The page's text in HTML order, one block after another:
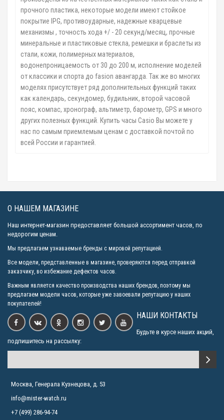
прочного пластика, некоторые модели имеют стойкое
покрытие IPG, противоударные, надежные кварцевые
механизмы , точность хода +/ - 20 секунд/месяц, прочные
минеральные и пластиковые стекла, ремешки и браслеты из
стали, кожи, полимерных материалов,
водонепроницаемость от 30 до 200 м, исполнение моделей
от классики и спорта до fasion авангарда. Так же во многих
моделях присутствует ряд дополнительных функций таких
как календарь, секундомер, будильник, второй часовой
пояс, компас, хронограф, альтиметр, барометр, GPS и много
других полезных функций. Купить часы Casio Вы можете у
нас по самым приемлемым ценам с доставкой почтой по
всей России и гарантией.
О НАШЕМ МАГАЗИНЕ
Наш интернет-магазин предоставляет большой ассортимент часов, по
недорогим ценам.
Мы предлагаем узнаваемые бренды с мировой репутацией.
Все модели, представленные в магазине, проверяются перед отправкой
заказчику, во избежание дефектов часов.
Важным является качество производства наших брендов, поэтому мы
предлагаем модели часов, которые уже завоевали репутацию у наших
покупателей!
НАШИ КОНТАКТЫ
Будьте в курсе наших акций,
подпишитесь на рассылку:
Москва, Генерала Кузнецова, д. 53
info@mister-watch.ru
+7 (499) 286-94-74